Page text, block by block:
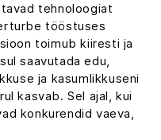
tehnoloogiat
tööstuses
toimub kiiresti ja
saavutada edu,
ja kasumlikkuseni
kasvab. Sel ajal, kui
konkurendid vaeva,